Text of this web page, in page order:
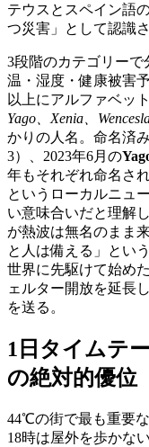
テウスとスペイン語
つ災害」として認識
3段階のカテゴリー
温・湿度・健康被害
以上にアルファベッ
Yago、Xenia、
かりの人名。命名済
3）、2023年6月の
年もそれぞれ命名さ
というローカルニュ
い意味合いだと理解
が熱波は無名のまま
と人は備える」とい
世界に先駆けて始め
ェルター開放を延長
を送る。
1日タイムテ
の絶対的優位
44℃の街で最も重要
18時は屋外を歩かな